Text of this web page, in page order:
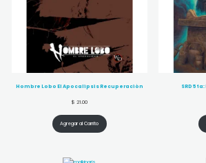
Hombre Lobo El Apocalipsis Recuperación
$ 21.00
Agregar al Carrito
SRD